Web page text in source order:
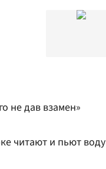
не дав взамен»
читают и пьют воду